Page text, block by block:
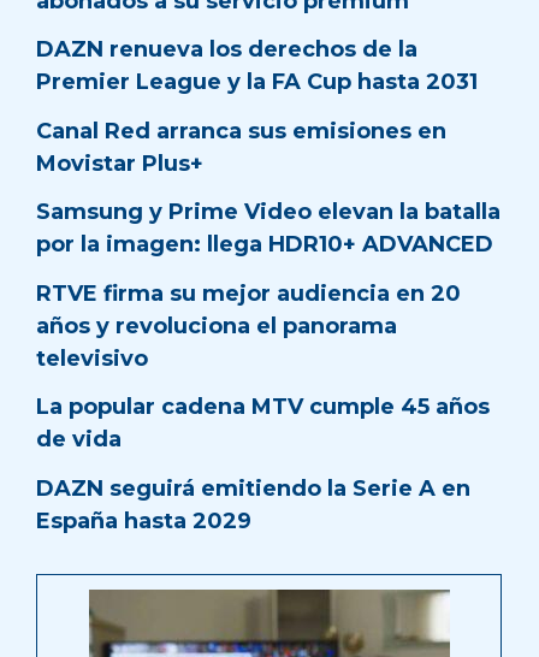
DAZN renueva los derechos de la
Premier League y la FA Cup hasta 2031
Canal Red arranca sus emisiones en
Movistar Plus+
Samsung y Prime Video elevan la batalla
por la imagen: llega HDR10+ ADVANCED
RTVE firma su mejor audiencia en 20
años y revoluciona el panorama
televisivo
La popular cadena MTV cumple 45 años
de vida
DAZN seguirá emitiendo la Serie A en
España hasta 2029